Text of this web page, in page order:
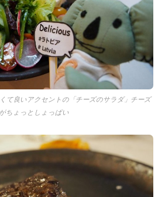
て良いアクセントの「チーズのサラダ」チーズ
がちょっとしょっぱい